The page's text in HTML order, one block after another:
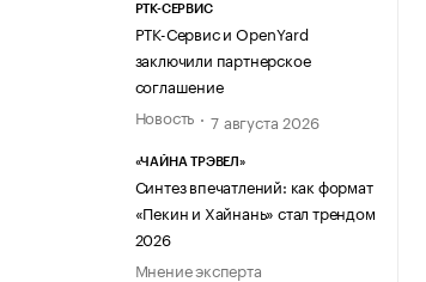
РТК-СЕРВИС
РТК-Сервис и OpenYard
заключили партнерское
соглашение
Новость
7 августа 2026
«ЧАЙНА ТРЭВЕЛ»
Синтез впечатлений: как формат
«Пекин и Хайнань» стал трендом
2026
Мнение эксперта